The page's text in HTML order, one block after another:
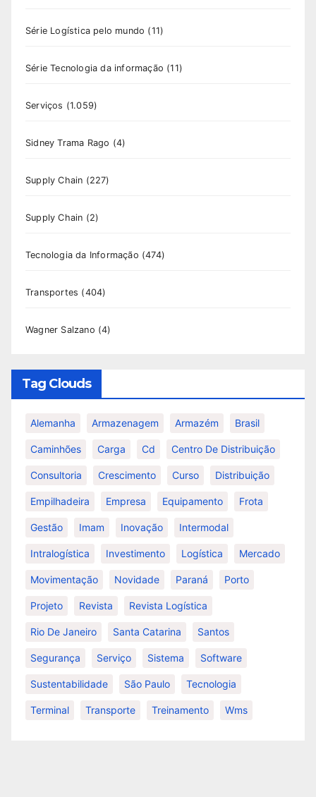
Série Logística pelo mundo (11)
Série Tecnologia da informação (11)
Serviços (1.059)
Sidney Trama Rago (4)
Supply Chain (227)
Supply Chain (2)
Tecnologia da Informação (474)
Transportes (404)
Wagner Salzano (4)
Tag Clouds
Alemanha Armazenagem Armazém Brasil
Caminhões Carga Cd Centro De Distribuição
Consultoria Crescimento Curso Distribuição
Empilhadeira Empresa Equipamento Frota
Gestão Imam Inovação Intermodal
Intralogística Investimento Logística Mercado
Movimentação Novidade Paraná Porto
Projeto Revista Revista Logística
Rio De Janeiro Santa Catarina Santos
Segurança Serviço Sistema Software
Sustentabilidade São Paulo Tecnologia
Terminal Transporte Treinamento Wms